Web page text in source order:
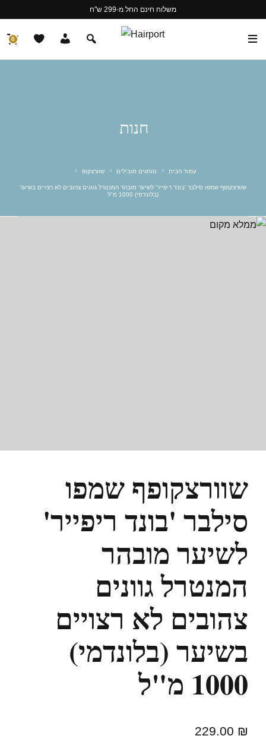
משלוח חינם החל מ-299 ש"ח
0
חנות
עמוד הבית מותגים מובילים שוורצקופ
שוורצקופף שמפו סילבר 'בונד ריפייר' לשיער מובהר המנטרל גוונים צהובים לא רצויים בשיער
(בלונדמי) 1000 מ"ל
שוורצקופף שמפו
סילבר 'בונד ריפייר'
לשיער מובהר
המנטרל גוונים
צהובים לא רצויים
בשיער (בלונדמי)
1000 מ"ל
229.00 ₪